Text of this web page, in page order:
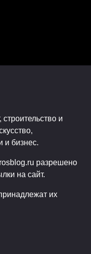
и
и бизнес.
разрешено
на сайт.
их